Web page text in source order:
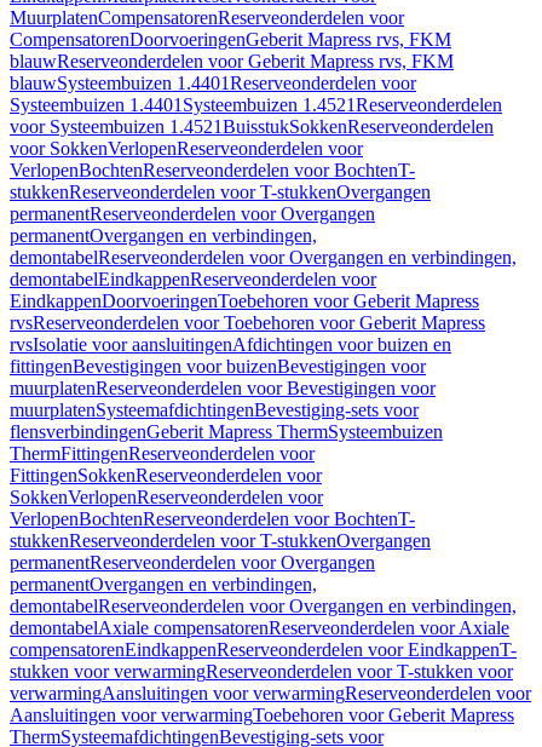
MuurplatenCompensatorenReserveonderdelen voor
CompensatorenDoorvoeringenGeberit Mapress rvs, FKM
blauwReserveonderdelen voor Geberit Mapress rvs, FKM
blauwSysteembuizen 1.4401Reserveonderdelen voor
Systeembuizen 1.4401 Systeembuizen 1.4521Reserveonderdelen
voor Systeembuizen 1.4521BuisstukSokkenReserveonderdelen
voor SokkenVerlopenReserveonderdelen voor
VerlopenBochtenReserveonderdelen voor BochtenT-
stukkenReserveonderdelen voor T-stukkenOvergangen
permanentReserveonderdelen voor Overgangen
permanentOvergangen en verbindingen,
demontabelReserveonderdelen voor Overgangen en verbindingen,
demontabelEindkappenReserveonderdelen voor
EindkappenDoorvoeringenToebehoren voor Geberit Mapress
rvsReserveonderdelen voor Toebehoren voor Geberit Mapress
rvsIsolatie voor aansluitingenAfdichtingen voor buizen en
fittingenBevestigingen voor buizenBevestigingen voor
muurplatenReserveonderdelen voor Bevestigingen voor
muurplatenSysteemafdichtingenBevestiging-sets voor
flensverbindingenGeberit Mapress ThermSysteembuizen
ThermFittingenReserveonderdelen voor
FittingenSokkenReserveonderdelen voor
SokkenVerlopenReserveonderdelen voor
VerlopenBochtenReserveonderdelen voor BochtenT-
stukkenReserveonderdelen voor T-stukkenOvergangen
permanentReserveonderdelen voor Overgangen
permanentOvergangen en verbindingen,
demontabelReserveonderdelen voor Overgangen en verbindingen,
demontabelAxiale compensatorenReserveonderdelen voor Axiale
compensatorenEindkappenReserveonderdelen voor EindkappenT-
stukken voor verwarmingReserveonderdelen voor T-stukken voor
verwarmingAansluitingen voor verwarmingReserveonderdelen voor
Aansluitingen voor verwarmingToebehoren voor Geberit Mapress
ThermSysteemafdichtingenBevestiging-sets voor